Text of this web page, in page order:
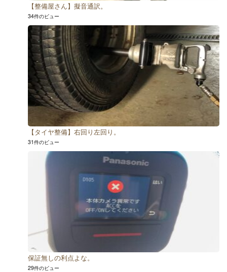
【整備屋さん】擬音通訳。
34件のビュー
【タイヤ整備】右回り左回り。
31件のビュー
保証無しの利点よな。
29件のビュー